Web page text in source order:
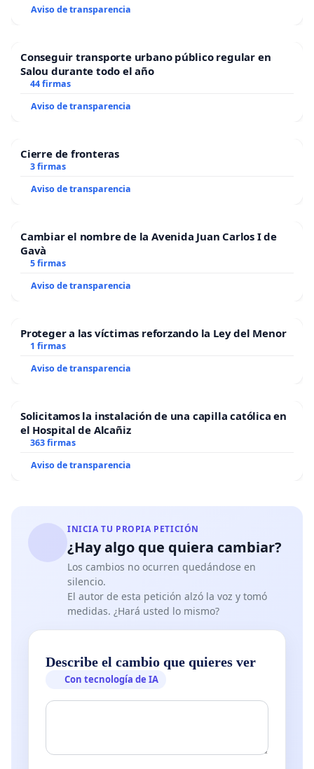
Aviso de transparencia
Conseguir transporte urbano público regular en
Salou durante todo el año
44 firmas
Aviso de transparencia
Cierre de fronteras
3 firmas
Aviso de transparencia
Cambiar el nombre de la Avenida Juan Carlos I de
Gavà
5 firmas
Aviso de transparencia
Proteger a las víctimas reforzando la Ley del Menor
1 firmas
Aviso de transparencia
Solicitamos la instalación de una capilla católica en
el Hospital de Alcañiz
363 firmas
Aviso de transparencia
INICIA TU PROPIA PETICIÓN
¿Hay algo que quiera cambiar?
Los cambios no ocurren quedándose en
silencio.
El autor de esta petición alzó la voz y tomó
medidas. ¿Hará usted lo mismo?
Describe el cambio que quieres ver
Con tecnología de IA